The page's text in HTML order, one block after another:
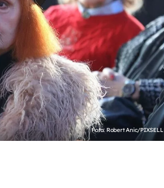
Foto: Robert Anic/PIXSELL